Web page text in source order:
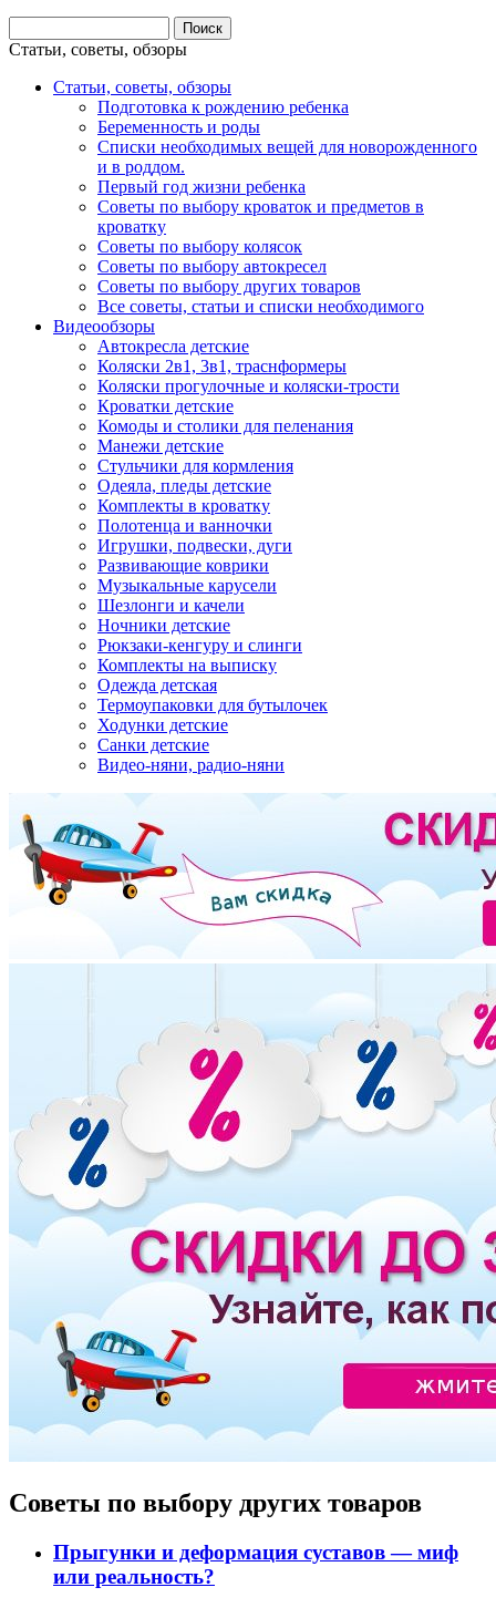
Статьи, советы, обзоры
Статьи, советы, обзоры
Подготовка к рождению ребенка
Беременность и роды
Списки необходимых вещей для новорожденного
и в роддом.
Первый год жизни ребенка
Советы по выбору кроваток и предметов в
кроватку
Советы по выбору колясок
Советы по выбору автокресел
Советы по выбору других товаров
Все советы, статьи и списки необходимого
Видеообзоры
Автокресла детские
Коляски 2в1, 3в1, траснформеры
Коляски прогулочные и коляски-трости
Кроватки детские
Комоды и столики для пеленания
Манежи детские
Стульчики для кормления
Одеяла, пледы детские
Комплекты в кроватку
Полотенца и ванночки
Игрушки, подвески, дуги
Развивающие коврики
Музыкальные карусели
Шезлонги и качели
Ночники детские
Рюкзаки-кенгуру и слинги
Комплекты на выписку
Одежда детская
Термоупаковки для бутылочек
Ходунки детские
Санки детские
Видео-няни, радио-няни
Советы по выбору других товаров
Прыгунки и деформация суставов — миф
или реальность?